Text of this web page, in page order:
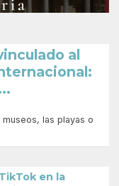
al
las playas o
en la